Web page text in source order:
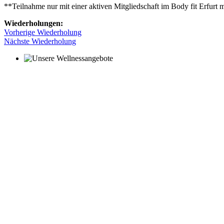
**Teilnahme nur mit einer aktiven Mitgliedschaft im Body fit Erfurt
Wiederholungen:
Vorherige Wiederholung
Nächste Wiederholung